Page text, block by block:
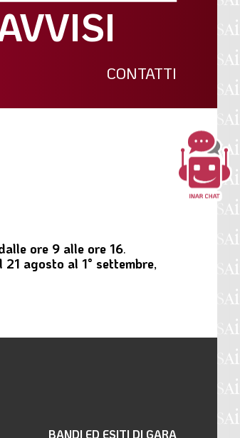
CONTATTI
ore 9 alle ore 16.
21 agosto al 1° settembre,
BANDI ED ESITI DI GARA